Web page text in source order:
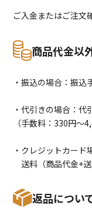
ご入金またはご注文
商品代金以
・振込の場合：振込
・代引きの場合：代
（手数料：330円〜
・クレジットカード
送料（商品代金+送
返品につい